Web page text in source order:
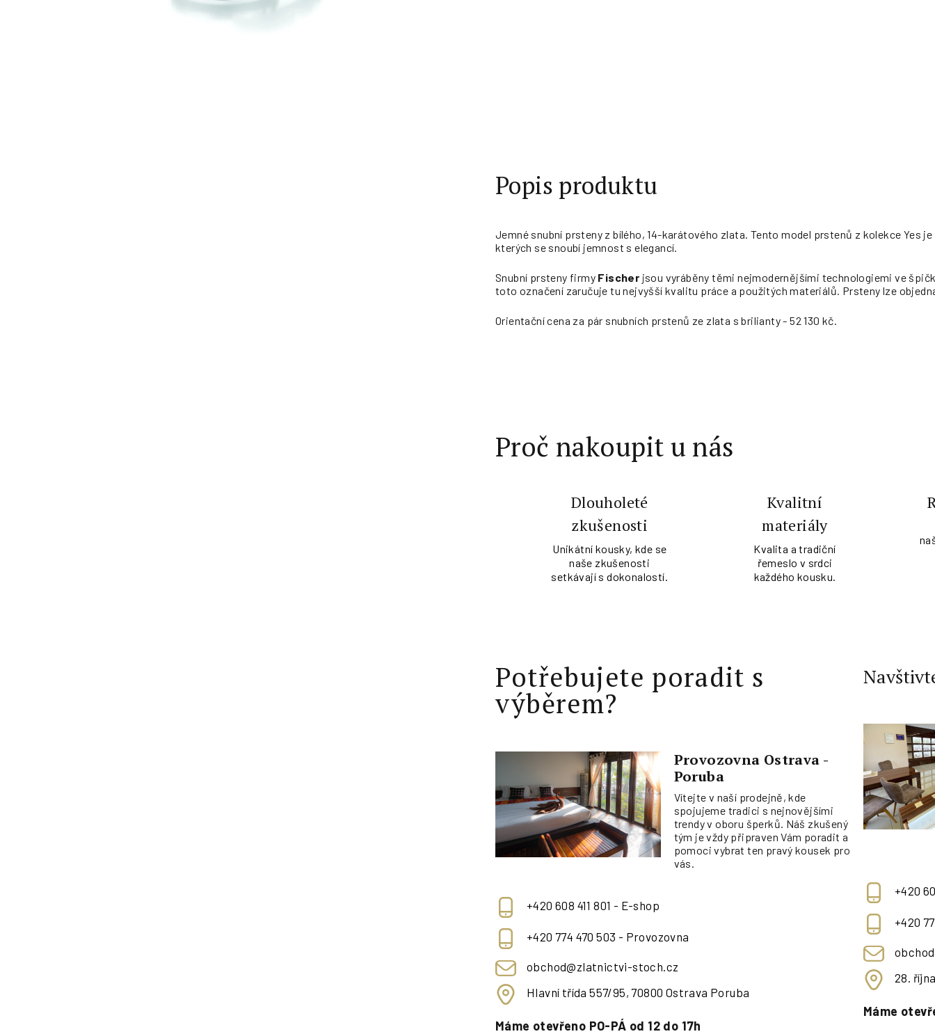
Popis produktu
Jemné snubní prsteny z bílého, 14-karátového zlata. Tento model prstenů z kolekce Yes
kterých se snoubí jemnost s elegancí.
Snubní prsteny firmy Fischer jsou vyráběny těmi nejmodernějšími technologiemi ve
toto označení zaručuje tu nejvyšší kvalitu práce a použitých materiálů. Prsteny lze
Orientační cena za pár snubních prstenů ze zlata s brilianty - 52 130 kč.
Proč nakoupit u nás
Dlouholeté
zkušenosti
Unikátní kousky, kde se
naše zkušenosti
setkávají s dokonalostí.
Kvalitní
materiály
Kvalita a tradiční
řemeslo v srdci
každého kousku.
Potřebujete poradit s
výběrem?
Provozovna Ostrava -
Poruba
Vítejte v naší prodejně, kde
spojujeme tradici s nejnovějšími
trendy v oboru šperků. Náš zkušený
tým je vždy připraven Vám poradit a
pomoci vybrat ten pravý kousek pro
vás.
+420 608 411 801 - E-shop
+420 774 470 503 - Provozovna
obchod@zlatnictvi-stoch.cz
Hlavní třída 557/95, 70800 Ostrava Poruba
Máme otevřeno PO-PÁ od 12 do 17h
+420
+420
28.
Máme